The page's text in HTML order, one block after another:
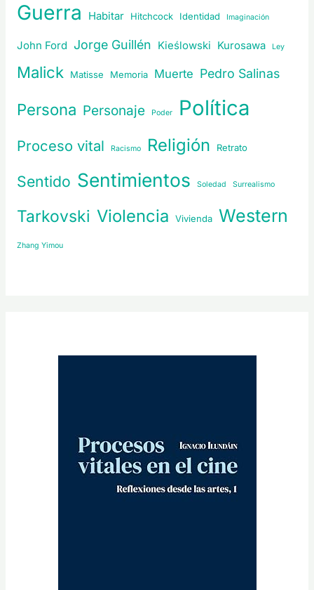
Guerra Habitar Hitchcock Identidad Imaginación
John Ford Jorge Guillén Kieślowski Kurosawa Ley
Malick Matisse Memoria Muerte Pedro Salinas
Persona Personaje Poder Política
Proceso vital Racismo Religión Retrato
Sentido Sentimientos Soledad Surrealismo
Tarkovski Violencia Vivienda Western
Zhang Yimou